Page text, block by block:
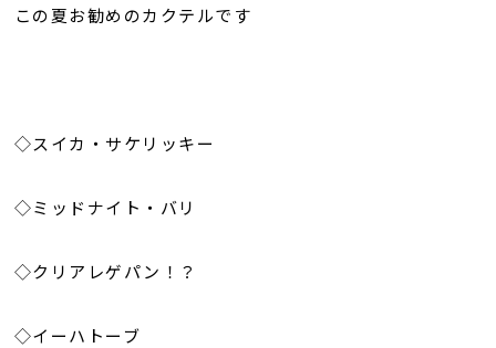
この夏お勧めのカクテルです
◇スイカ・サケリッキー
◇ミッドナイト・バリ
◇クリアレゲパン！？
◇イーハトーブ